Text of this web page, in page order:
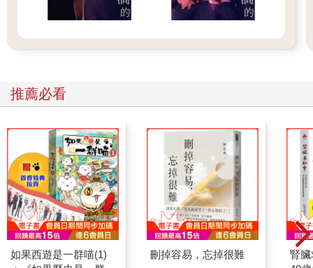
推薦必看
如果西遊是一群喵(1)
刪掉容易，忘掉很難
腎